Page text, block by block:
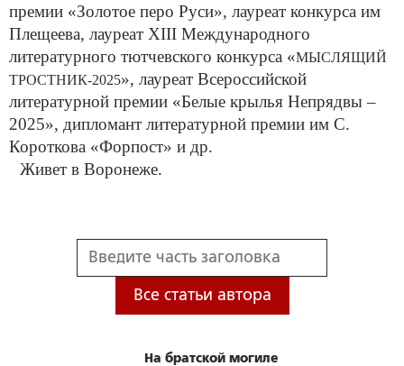
премии «Золотое перо Руси», лауреат конкурса им
Плещеева, лауреат XIII Международного
литературного тютчевского конкурса «МЫСЛЯЩИЙ
ТРОСТНИК-2025», лауреат Всероссийской
литературной премии «Белые крылья Непрядвы –
2025», дипломант литературной премии им С.
Короткова «Форпост» и др.
Живет в Воронеже.
Все статьи автора
На братской могиле